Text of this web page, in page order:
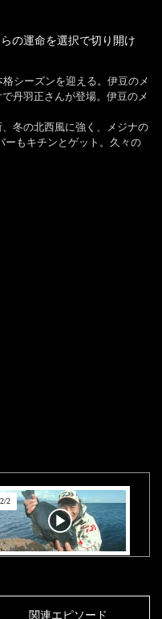
の運命を選択で切り開け
シーズンを迎える。伊豆のメ
丹羽正さんが登場。伊豆のメ
冬の北西風に強く、メジナの
ーもキチンとゲット。久々の
2/2
関連エピソード